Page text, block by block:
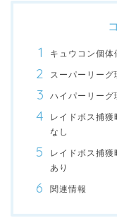
キュウコン個体
スーパーリー
ハイパーリーグ
レイドボス捕
なし
レイドボス捕
あり
関連情報